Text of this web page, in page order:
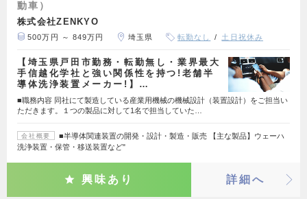
動車）
株式会社ZENKYO
500万円 ～ 849万円 埼玉県 転勤なし 土日祝休み
【埼玉県戸田市勤務・転勤無し・業界最大
手信越化学社と強い関係性を持つ!老舗半
導体洗浄装置メーカー!】…
■職務内容 同社にて製造している産業用機械の機械設計（装置設計）をご担当い
ただきます。１つの製品に対して1名で担当していた…
会社概要
■半導体関連装置の開発・設計・製造・販売 【主な製品】ウェーハ
洗浄装置・保管・移送装置など"
興味あり 詳細へ